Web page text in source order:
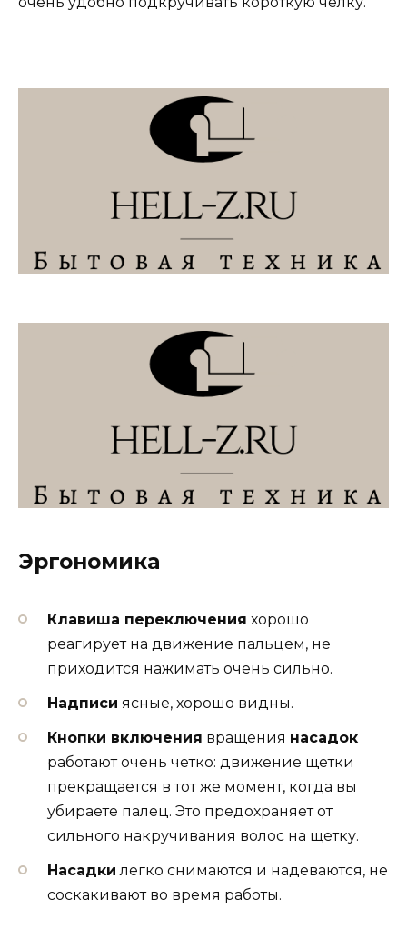
Эргономика
Клавиша переключения хорошо
реагирует на движение пальцем, не
приходится нажимать очень сильно.
Надписи ясные, хорошо видны.
Кнопки включения вращения насадок
работают очень четко: движение щетки
прекращается в тот же момент, когда вы
убираете палец. Это предохраняет от
сильного накручивания волос на щетку.
Насадки легко снимаются и надеваются, не
соскакивают во время работы.